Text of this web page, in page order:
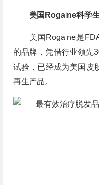
美国Rogaine科学生
美国Rogaine是FDA
的品牌，凭借行业领先
试验，已经成为美国皮
再生产品。